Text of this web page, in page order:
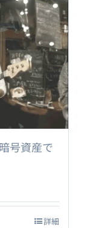
号資産で
詳細